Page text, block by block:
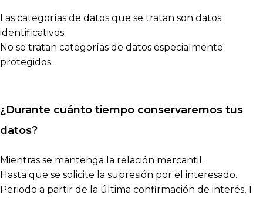
Las categorías de datos que se tratan son datos
identificativos.
No se tratan categorías de datos especialmente
protegidos.
¿Durante cuánto tiempo conservaremos tus
datos?
Mientras se mantenga la relación mercantil.
Hasta que se solicite la supresión por el interesado.
Periodo a partir de la última confirmación de interés, 1